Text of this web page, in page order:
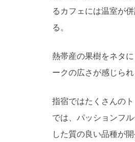
るカフェには温室が
る。
熱帯産の果樹をネタ
ークの広さが感じら
指宿ではたくさんの
では、パッションフ
した質の良い品種が開